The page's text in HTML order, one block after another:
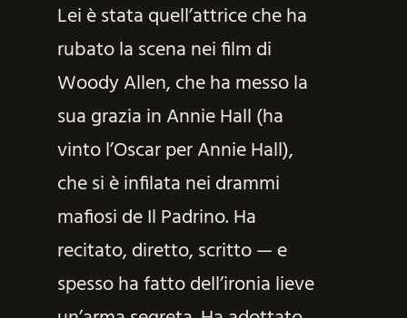
Lei è stata quell’attrice che ha
rubato la scena nei film di
Woody Allen, che ha messo la
sua grazia in Annie Hall (ha
vinto l’Oscar per Annie Hall),
che si è infilata nei drammi
mafiosi de Il Padrino. Ha
recitato, diretto, scritto — e
spesso ha fatto dell’ironia lieve